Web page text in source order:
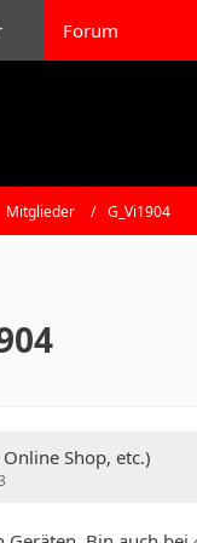
Forum
Mitglieder G_Vi1904
Shop, etc.)